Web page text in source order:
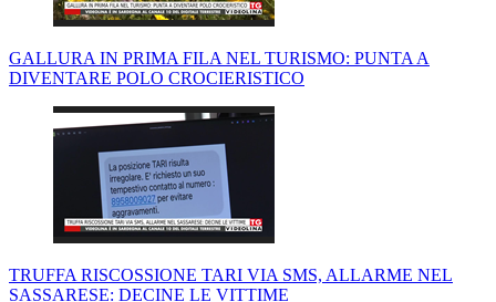
GALLURA IN PRIMA FILA NEL TURISMO: PUNTA A
DIVENTARE POLO CROCIERISTICO
TRUFFA RISCOSSIONE TARI VIA SMS, ALLARME NEL
SASSARESE: DECINE LE VITTIME